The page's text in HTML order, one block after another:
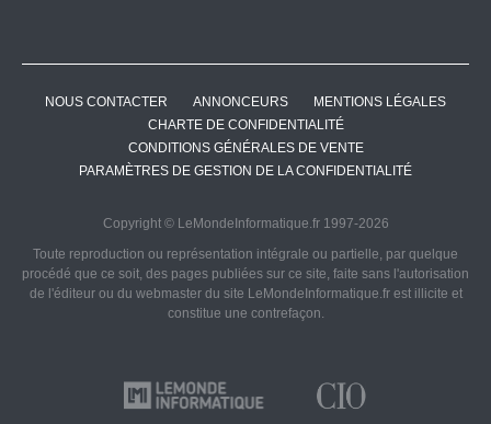
NOUS CONTACTER ANNONCEURS
MENTIONS LÉGALES
CHARTE DE CONFIDENTIALITÉ
CONDITIONS GÉNÉRALES DE VENTE
PARAMÈTRES DE GESTION DE LA CONFIDENTIALITÉ
Copyright © LeMondeInformatique.fr 1997-2026
Toute reproduction ou représentation intégrale ou partielle, par quelque
procédé que ce soit, des pages publiées sur ce site, faite sans l'autorisation
de l'éditeur ou du webmaster du site LeMondeInformatique.fr est illicite et
constitue une contrefaçon.